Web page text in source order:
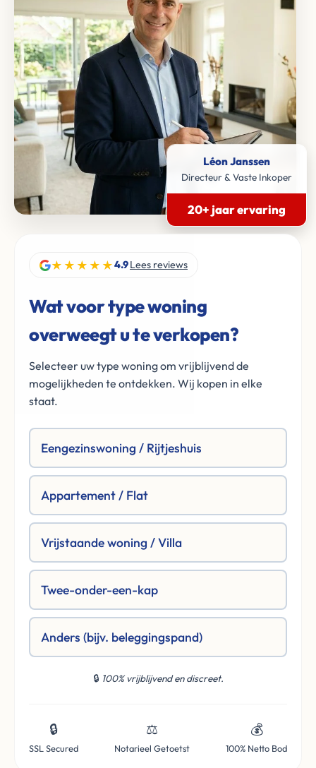
Léon Janssen
Directeur & Vaste Inkoper
20+ jaar ervaring
★★★★★4.9Lees reviews
Wat voor type woning
overweegt u te verkopen?
Selecteer uw type woning om vrijblijvend de
mogelijkheden te ontdekken. Wij kopen in elke
staat.
Eengezinswoning / Rijtjeshuis
Appartement / Flat
Vrijstaande woning / Villa
Twee-onder-een-kap
Anders (bijv. beleggingspand)
🔒 100% vrijblijvend en discreet.
🔒
SSL Secured
⚖️
Notarieel Getoetst
💰
100% Netto Bod